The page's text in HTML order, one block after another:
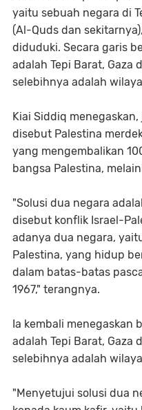
yaitu sebuah negara di
(Al-Quds dan
diduduki. Secara garis
adalah Tepi Barat, Gaza
selebihnya adalah
Kiai Siddiq
disebut Palestina
yang mengembalikan
bangsa Palestina,
"Solusi dua negara
disebut konflik Israel-
adanya dua negara,
Palestina, yang hidup
dalam batas-batas
1967," terangnya.
Ia kembali menegaskan
adalah Tepi Barat, Gaza
selebihnya adalah
"Menyetujui solusi dua